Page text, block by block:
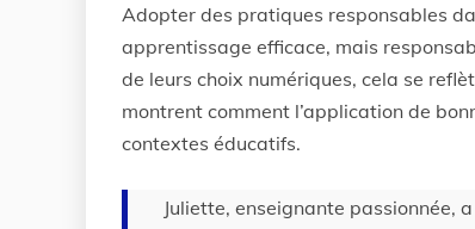
Adopter des pratiques responsables
apprentissage efficace, mais
de leurs choix numériques, cela se
montrent comment l’application de
contextes éducatifs.
Juliette, enseignante passionnée,